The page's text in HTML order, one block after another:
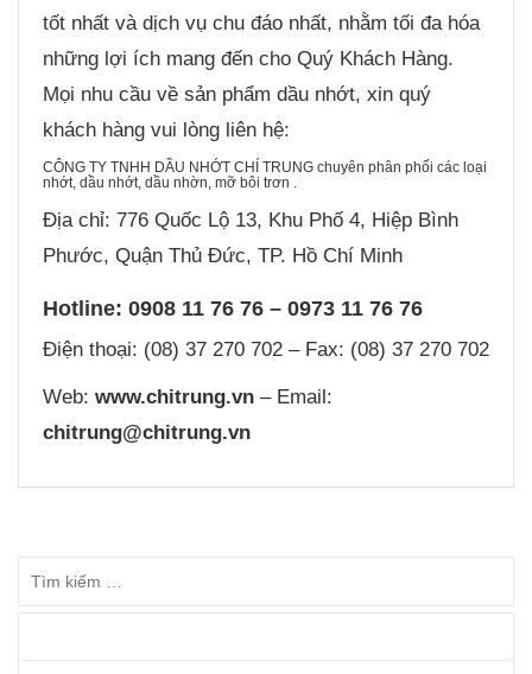
tốt nhất và dịch vụ chu đáo nhất, nhằm tối đa hóa
những lợi ích mang đến cho Quý Khách Hàng.
Mọi nhu cầu về sản phẩm dầu nhớt, xin quý
khách hàng vui lòng liên hệ:
CÔNG TY TNHH DẦU NHỚT CHÍ TRUNG chuyên phân phối các loại
nhớt, dầu nhớt, dầu nhờn, mỡ bôi trơn .
Địa chỉ: 776 Quốc Lộ 13, Khu Phố 4, Hiệp Bình
Phước, Quận Thủ Đức, TP. Hồ Chí Minh
Hotline: 0908 11 76 76 – 0973 11 76 76
Điện thoại: (08) 37 270 702 – Fax: (08) 37 270 702
Web: www.chitrung.vn – Email:
chitrung@chitrung.vn